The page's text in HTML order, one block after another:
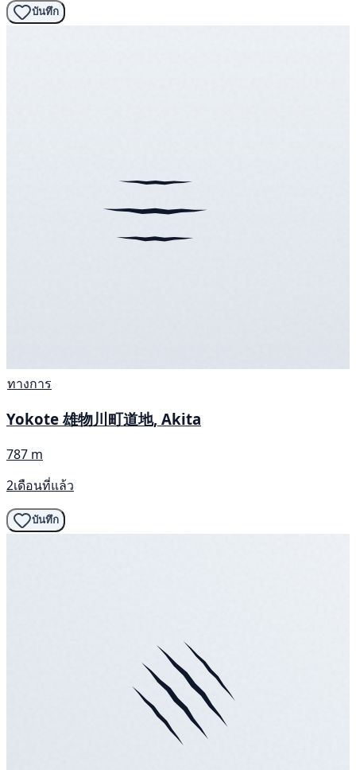
บันทึก
ทางการ
Yokote 雄物川町道地, Akita
787 m
2เดือนที่แล้ว
บันทึก